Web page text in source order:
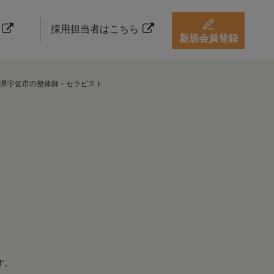
採用担当者はこちら
新規会員登録
宇佐市の整体師・セラピスト